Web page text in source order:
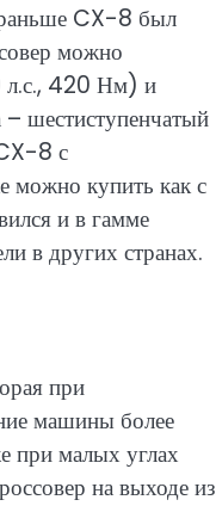
раньше CX-8 был
можно
л.с., 420 Нм) и
шестиступенчатый
8 с
можно купить как с
и в гамме
в других странах.
при
машины более
при малых углах
на выходе из